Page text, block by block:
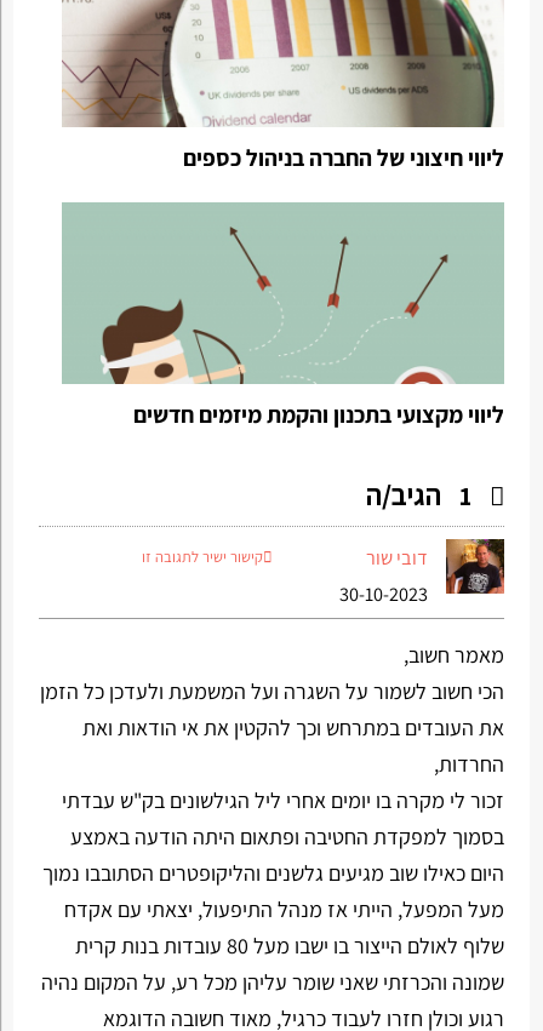
ליווי חיצוני של החברה בניהול כספים
ליווי מקצועי בתכנון והקמת מיזמים חדשים
1 הגיב/ה
דובי שור
30-10-2023
קישור ישיר לתגובה זו
מאמר חשוב,
הכי חשוב לשמור על השגרה ועל המשמעת ולעדכן כל הזמן
את העובדים במתרחש וכך להקטין את אי הודאות ואת
החרדות,
זכור לי מקרה בו יומים אחרי ליל הגילשונים בק"ש עבדתי
בסמוך למפקדת החטיבה ופתאום היתה הודעה באמצע
היום כאילו שוב מגיעים גלשנים והליקופטרים הסתובבו נמוך
מעל המפעל, הייתי אז מנהל התיפעול, יצאתי עם אקדח
שלוף לאולם הייצור בו ישבו מעל 80 עובדות בנות קרית
שמונה והכרזתי שאני שומר עליהן מכל רע, על המקום נהיה
רגוע וכולן חזרו לעבוד כרגיל, מאוד חשובה הדוגמא